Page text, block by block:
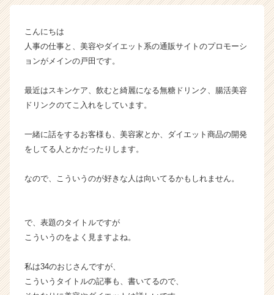
タ
イ
ラ
イ
|
ン
ャ
長
企
業
ら
ス
こんにちは
人事の仕事と、美容やダイエット系の通販サイトのプロモーシ
ョンがメインの戸田です。
最近はスキンケア、飲むと綺麗になる無糖ドリンク、腸活美容
ドリンクのてこ入れをしています。
一緒に話をするお客様も、美容家とか、ダイエット商品の開発
をしてる人とかだったりします。
なので、こういうのが好きな人は向いてるかもしれません。
で、表題のタイトルですが
こういうのをよく見ますよね。
私は34のおじさんですが、
こういうタイトルの記事も、書いてるので、